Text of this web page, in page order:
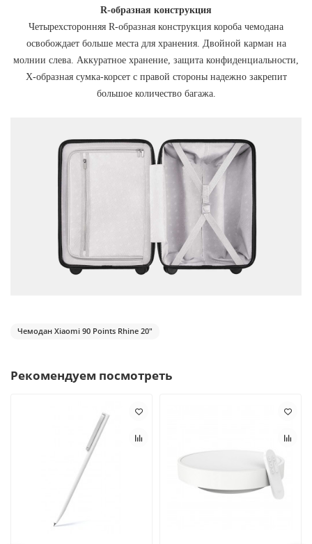
R-образная конструкция
Четырехсторонняя R-образная конструкция короба чемодана
освобождает больше места для хранения. Двойной карман на
молнии слева. Аккуратное хранение, защита конфиденциальности,
X-образная сумка-корсет с правой стороны надежно закрепит
большое количество багажа.
Чемодан Xiaomi 90 Points Rhine 20"
Рекомендуем посмотреть